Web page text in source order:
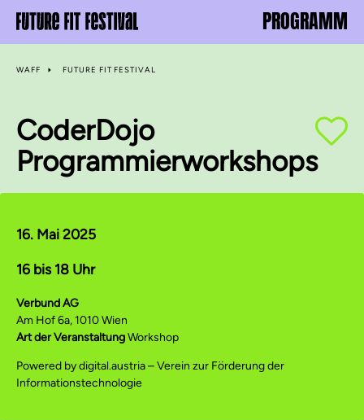
PROGRAMM
WAFF FUTURE FIT FESTIVAL
CoderDojo
Programmierworkshops
16. Mai 2025
16 bis 18 Uhr
Verbund AG
Am Hof 6a, 1010 Wien
Art der VeranstaltungWorkshop
Powered by digital.austria – Verein zur Förderung der
Informationstechnologie